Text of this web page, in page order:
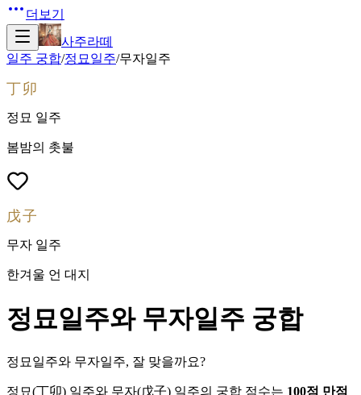
더보기
사주라떼
일주 궁합/정묘 일주/무자일주
丁卯
정묘 일주
봄밤의 촛불
戊子
무자 일주
한겨울 언 대지
정묘일주와 무자일주 궁합
정묘일주와 무자일주, 잘 맞을까요?
정묘(丁卯) 일주와 무자(戊子) 일주의 궁합 점수는 100점 만점